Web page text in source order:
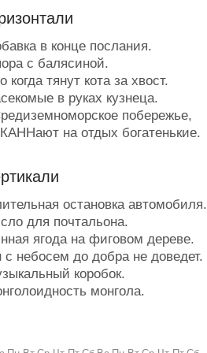
в конце послания.
с балясиной.
когда тянут кота за хвост.
в руках кузнеца.
побережье,
на отдых богатенькие.
денежное воздаяние.
тореадора к матадору.
где могут и сдачи дать.
за мамину юбку.
с машинной шиной.
вращения.
остановка автомобиля.
для почтальона.
ягода на фиговом дереве.
с небосем до добра не доведет.
коробок.
монгола.